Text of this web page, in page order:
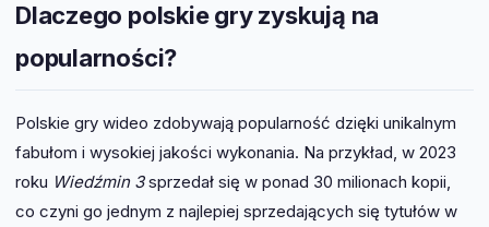
Dlaczego polskie gry zyskują na
popularności?
Polskie gry wideo zdobywają popularność dzięki unikalnym
fabułom i wysokiej jakości wykonania. Na przykład, w 2023
roku Wiedźmin 3sprzedał się w ponad 30 milionach kopii,
co czyni go jednym z najlepiej sprzedających się tytułów w